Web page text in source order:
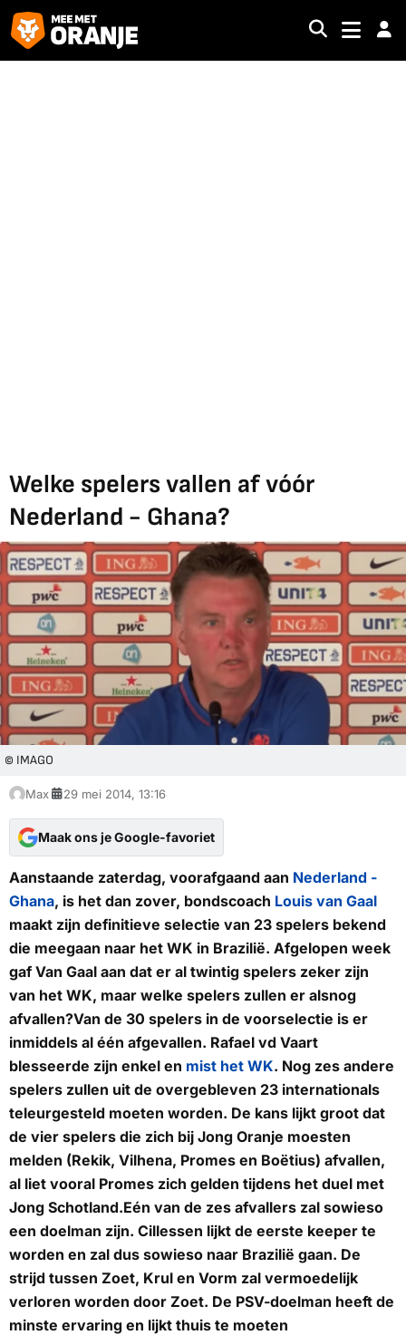
Welke spelers vallen af vóór
Nederland - Ghana?
© IMAGO
Max 29 mei 2014, 13:16
Maak ons je Google-favoriet
Aanstaande zaterdag, voorafgaand aan Nederland -
Ghana, is het dan zover, bondscoach Louis van Gaal
maakt zijn definitieve selectie van 23 spelers bekend
die meegaan naar het WK in Brazilië. Afgelopen week
gaf Van Gaal aan dat er al twintig spelers zeker zijn
van het WK, maar welke spelers zullen er alsnog
afvallen?Van de 30 spelers in de voorselectie is er
inmiddels al één afgevallen. Rafael vd Vaart
blesseerde zijn enkel en mist het WK. Nog zes andere
spelers zullen uit de overgebleven 23 internationals
teleurgesteld moeten worden. De kans lijkt groot dat
de vier spelers die zich bij Jong Oranje moesten
melden (Rekik, Vilhena, Promes en Boëtius) afvallen,
al liet vooral Promes zich gelden tijdens het duel met
Jong Schotland.Eén van de zes afvallers zal sowieso
een doelman zijn. Cillessen lijkt de eerste keeper te
worden en zal dus sowieso naar Brazilië gaan. De
strijd tussen Zoet, Krul en Vorm zal vermoedelijk
verloren worden door Zoet. De PSV-doelman heeft de
minste ervaring en lijkt thuis te moeten